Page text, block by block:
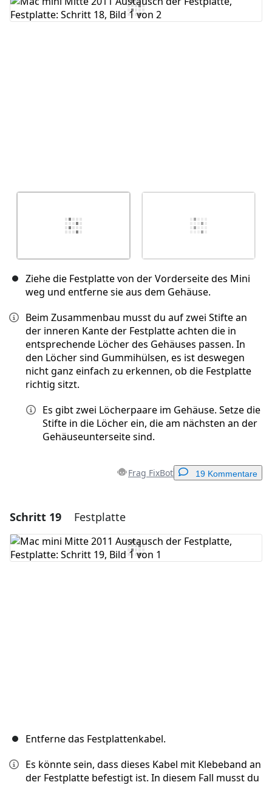
Kommentar hinzufügen
Ziehe die Festplatte von der Vorderseite des Mini
weg und entferne sie aus dem Gehäuse.
Beim Zusammenbau musst du auf zwei Stifte an
der inneren Kante der Festplatte achten die in
entsprechende Löcher des Gehäuses passen. In
den Löcher sind Gummihülsen, es ist deswegen
nicht ganz einfach zu erkennen, ob die Festplatte
richtig sitzt.
Es gibt zwei Löcherpaare im Gehäuse. Setze die
Stifte in die Löcher ein, die am nächsten an der
Gehäuseunterseite sind.
Frag FixBot 19 Kommentare
Einen Kommentar hinzufügen
Kommentar hinzufügen
Schritt 19 Festplatte
Entferne das Festplattenkabel.
Es könnte sein, dass dieses Kabel mit Klebeband an
der Festplatte befestigt ist. In diesem Fall musst du